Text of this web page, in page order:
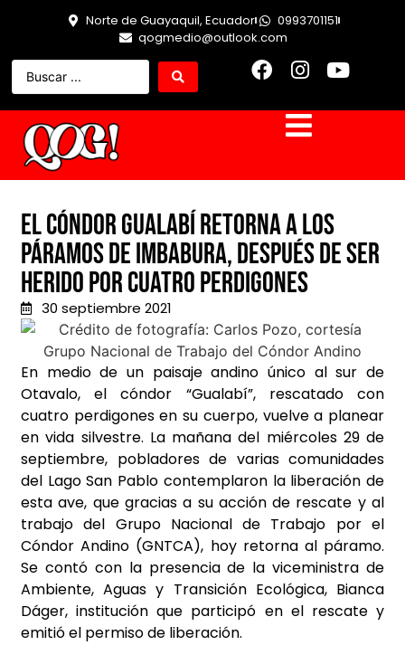
Norte de Guayaquil, Ecuador
0993701151
qogmedio@outlook.com
El Cóndor Gualabí retorna a los
páramos de Imbabura, después de ser
herido por cuatro perdigones
30 septiembre 2021
En medio de un paisaje andino único al sur de
Otavalo, el cóndor “Gualabí”, rescatado con
cuatro perdigones en su cuerpo, vuelve a planear
en vida silvestre. La mañana del miércoles 29 de
septiembre, pobladores de varias comunidades
del Lago San Pablo contemplaron la liberación de
esta ave, que gracias a su acción de rescate y al
trabajo del Grupo Nacional de Trabajo por el
Cóndor Andino (GNTCA), hoy retorna al páramo.
Se contó con la presencia de la viceministra de
Ambiente, Aguas y Transición Ecológica, Bianca
Dáger, institución que participó en el rescate y
emitió el permiso de liberación.